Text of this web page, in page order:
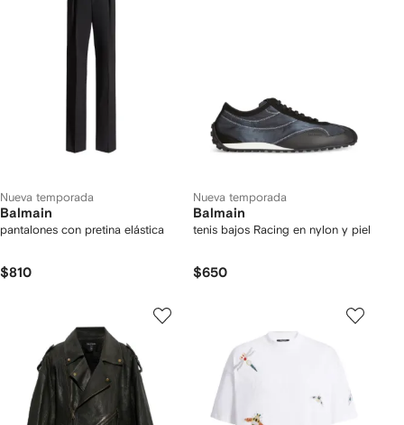
Nueva temporada
Balmain
pantalones con pretina elástica
$810
Nueva temporada
Balmain
tenis bajos Racing en nylon y piel
$650